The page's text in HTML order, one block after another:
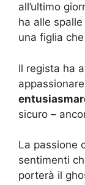
all’ultimo
ha alle
una figlia
Il regista ha
sicuro –
La passione
sentimenti
porterà il